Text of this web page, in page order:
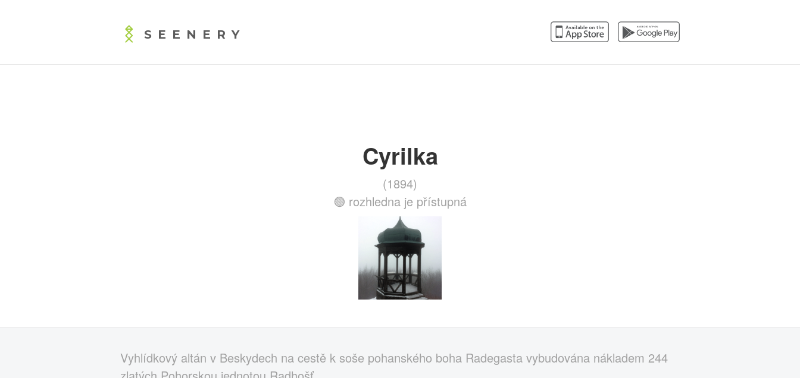
SEENERY
Cyrilka
(1894)
🟢 rozhledna je přístupná
Vyhlídkový altán v Beskydech na cestě k soše pohanského boha Radegasta vybudována nákladem 244